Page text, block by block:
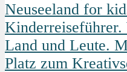
Neuseeland for
Kinderreiseführer.
Land und Leute.
Platz zum